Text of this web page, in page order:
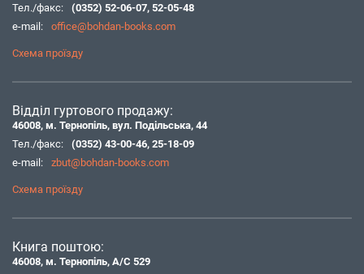
Тел./факс:
(0352) 52-06-07, 52-05-48
e-mail:
office@bohdan-books.com
Схема проїзду
Відділ гуртового продажу:
46008, м. Тернопіль, вул. Подільська, 44
Тел./факс:
(0352) 43-00-46, 25-18-09
e-mail:
zbut@bohdan-books.com
Схема проїзду
Книга поштою:
46008, м. Тернопіль, А/С 529